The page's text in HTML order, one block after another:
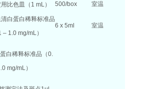
比色皿 （ 1 mL） 500/box 室温
白蛋白稀释标准品
– 1.0 mg/mL）
6 x 5ml 室温
白稀释标准品（0.
mg/mL）